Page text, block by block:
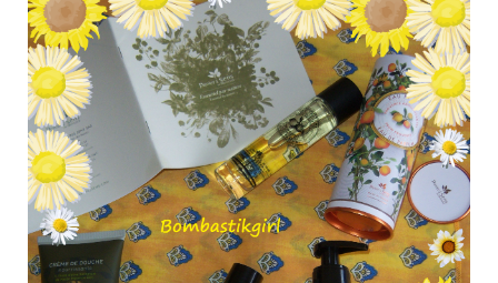
de
bain,
c’est
la
***